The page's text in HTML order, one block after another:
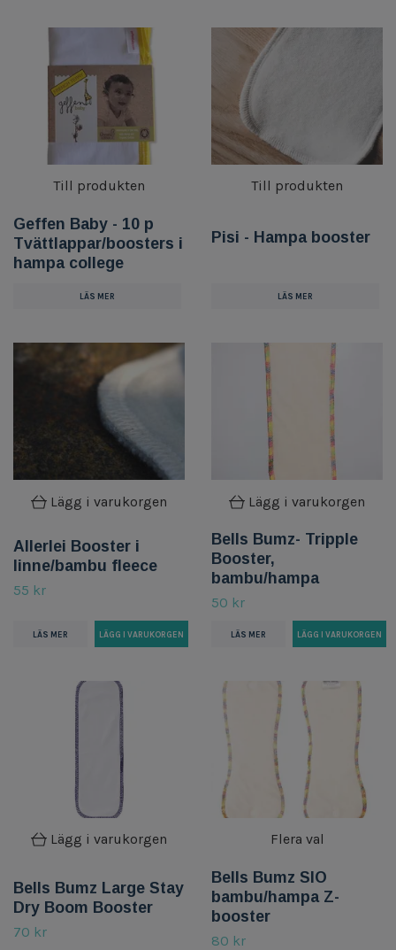
Till produkten
Geffen Baby - 10 p
Tvättlappar/boosters i
hampa college
LÄS MER
Till produkten
Pisi - Hampa booster
LÄS MER
Lägg i varukorgen
Allerlei Booster i
linne/bambu fleece
55 kr
LÄS MER
Lägg i varukorgen
Bells Bumz- Tripple
Booster,
bambu/hampa
50 kr
LÄS MER
Lägg i varukorgen
Bells Bumz Large Stay
Dry Boom Booster
70 kr
Flera val
Bells Bumz SIO
bambu/hampa Z-
booster
80 kr